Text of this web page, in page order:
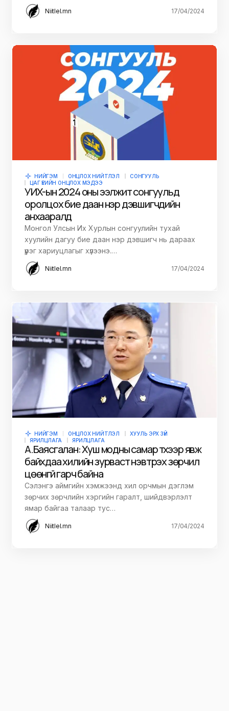
Niitlel.mn 17/04/2024
НИЙГЭМ ОНЦЛОХ НИЙТЛЭЛ
СОНГУУЛЬ
ЦАГ ҮЕИЙН ОНЦЛОХ МЭДЭЭ
УИХ-ын 2024 оны ээлжит сонгуульд
оролцох бие даан нэр дэвшигчдийн
анхааралд
Монгол Улсын Их Хурлын сонгуулийн тухай
хуулийн дагуу бие даан нэр дэвшигч нь дараах
үүрэг хариуцлагыг хүлээнэ.…
Niitlel.mn 17/04/2024
НИЙГЭМ ОНЦЛОХ НИЙТЛЭЛ
ХУУЛЬ ЭРХ ЗҮЙ
ЯРИЛЦЛАГА
ЯРИЛЦЛАГА
А.Баясгалан: Хуш модны самар түүхээр явж
байхдаа хилийн зурваст нэвтрэх зөрчил
цөөнгүй гарч байна
Сэлэнгэ аймгийн хэмжээнд хил орчмын дэглэм
зөрчих зөрчлийн хэргийн гаралт, шийдвэрлэлт
ямар байгаа талаар тус…
Niitlel.mn 17/04/2024